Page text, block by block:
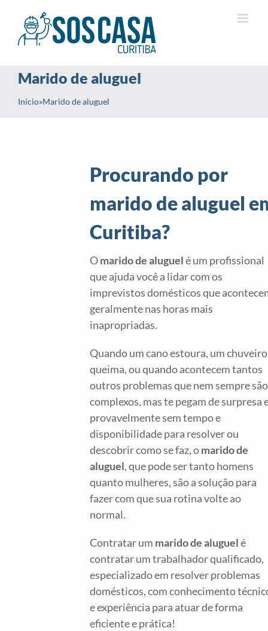
Marido de aluguel
Início»Marido de aluguel
Procurando por
marido de aluguel
Curitiba?
Omarido de aluguelé um profissional
que ajuda você a lidar com os
imprevistos domésticos que
geralmente nas horas mais
inapropriadas.
Quando um cano estoura, um chuveiro
queima, ou quando acontecem tantos
outros problemas que nem sempre são
complexos, mas te pegam de surpresa
provavelmente sem tempo e
disponibilidade para resolver ou
descobrir como se faz, omarido de
aluguel, que pode ser tanto homens
quanto mulheres, são a solução para
fazer com que sua rotina volte ao
normal.
Contratar um marido de aluguelé
contratar um trabalhador qualificado,
especializado em resolver problemas
domésticos, com conhecimento
e experiência para atuar de forma
eficiente e prática!